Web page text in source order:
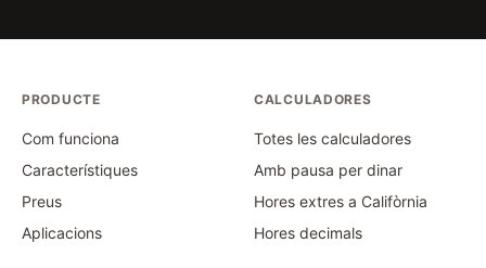
PRODUCTE
Com funciona
Característiques
Preus
Aplicacions
CALCULADORES
Totes les calculadores
Amb pausa per dinar
Hores extres a Califòrnia
Hores decimals